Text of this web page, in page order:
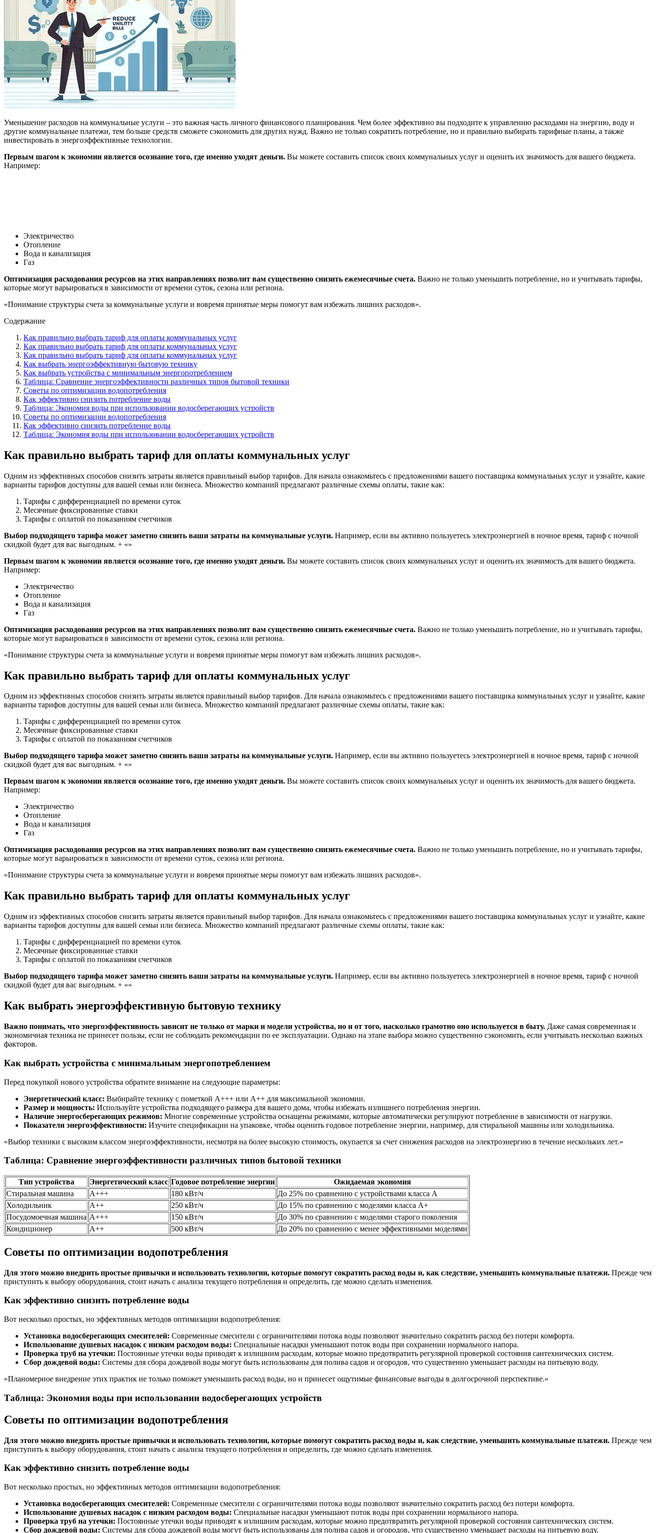
Уменьшение расходов на коммунальные услуги – это важная часть личного финансового планирования. Чем более эффективно вы подходите к управлению расходами на энергию, воду и
другие коммунальные платежи, тем больше средств сможете сэкономить для других нужд. Важно не только сократить потребление, но и правильно выбирать тарифные планы, а также
инвестировать в энергоэффективные технологии.
Первым шагом к экономии является осознание того, где именно уходят деньги. Вы можете составить список своих коммунальных услуг и оценить их значимость для вашего бюджета.
Например:
Электричество
Отопление
Вода и канализация
Газ
Оптимизация расходования ресурсов на этих направлениях позволит вам существенно снизить ежемесячные счета. Важно не только уменьшить потребление, но и учитывать тарифы,
которые могут варьироваться в зависимости от времени суток, сезона или региона.
«Понимание структуры счета за коммунальные услуги и вовремя принятые меры помогут вам избежать лишних расходов».
Содержание
Как правильно выбрать тариф для оплаты коммунальных услуг
Как правильно выбрать тариф для оплаты коммунальных услуг
Как правильно выбрать тариф для оплаты коммунальных услуг
Как выбрать энергоэффективную бытовую технику
Как выбрать устройства с минимальным энергопотреблением
Таблица: Сравнение энергоэффективности различных типов бытовой техники
Советы по оптимизации водопотребления
Как эффективно снизить потребление воды
Таблица: Экономия воды при использовании водосберегающих устройств
Советы по оптимизации водопотребления
Как эффективно снизить потребление воды
Таблица: Экономия воды при использовании водосберегающих устройств
Как правильно выбрать тариф для оплаты коммунальных услуг
Одним из эффективных способов снизить затраты является правильный выбор тарифов. Для начала ознакомьтесь с предложениями вашего поставщика коммунальных услуг и узнайте, какие
варианты тарифов доступны для вашей семьи или бизнеса. Множество компаний предлагают различные схемы оплаты, такие как:
Тарифы с дифференциацией по времени суток
Месячные фиксированные ставки
Тарифы с оплатой по показаниям счетчиков
Выбор подходящего тарифа может заметно снизить ваши затраты на коммунальные услуги. Например, если вы активно пользуетесь электроэнергией в ночное время, тариф с ночной
скидкой будет для вас выгодным. + «»
Первым шагом к экономии является осознание того, где именно уходят деньги. Вы можете составить список своих коммунальных услуг и оценить их значимость для вашего бюджета.
Например:
Электричество
Отопление
Вода и канализация
Газ
Оптимизация расходования ресурсов на этих направлениях позволит вам существенно снизить ежемесячные счета. Важно не только уменьшить потребление, но и учитывать тарифы,
которые могут варьироваться в зависимости от времени суток, сезона или региона.
«Понимание структуры счета за коммунальные услуги и вовремя принятые меры помогут вам избежать лишних расходов».
Как правильно выбрать тариф для оплаты коммунальных услуг
Одним из эффективных способов снизить затраты является правильный выбор тарифов. Для начала ознакомьтесь с предложениями вашего поставщика коммунальных услуг и узнайте, какие
варианты тарифов доступны для вашей семьи или бизнеса. Множество компаний предлагают различные схемы оплаты, такие как:
Тарифы с дифференциацией по времени суток
Месячные фиксированные ставки
Тарифы с оплатой по показаниям счетчиков
Выбор подходящего тарифа может заметно снизить ваши затраты на коммунальные услуги. Например, если вы активно пользуетесь электроэнергией в ночное время, тариф с ночной
скидкой будет для вас выгодным. + «»
Первым шагом к экономии является осознание того, где именно уходят деньги. Вы можете составить список своих коммунальных услуг и оценить их значимость для вашего бюджета.
Например:
Электричество
Отопление
Вода и канализация
Газ
Оптимизация расходования ресурсов на этих направлениях позволит вам существенно снизить ежемесячные счета. Важно не только уменьшить потребление, но и учитывать тарифы,
которые могут варьироваться в зависимости от времени суток, сезона или региона.
«Понимание структуры счета за коммунальные услуги и вовремя принятые меры помогут вам избежать лишних расходов».
Как правильно выбрать тариф для оплаты коммунальных услуг
Одним из эффективных способов снизить затраты является правильный выбор тарифов. Для начала ознакомьтесь с предложениями вашего поставщика коммунальных услуг и узнайте, какие
варианты тарифов доступны для вашей семьи или бизнеса. Множество компаний предлагают различные схемы оплаты, такие как:
Тарифы с дифференциацией по времени суток
Месячные фиксированные ставки
Тарифы с оплатой по показаниям счетчиков
Выбор подходящего тарифа может заметно снизить ваши затраты на коммунальные услуги. Например, если вы активно пользуетесь электроэнергией в ночное время, тариф с ночной
скидкой будет для вас выгодным. + «»
Как выбрать энергоэффективную бытовую технику
Важно понимать, что энергоэффективность зависит не только от марки и модели устройства, но и от того, насколько грамотно оно используется в быту. Даже самая современная и
экономичная техника не принесет пользы, если не соблюдать рекомендации по ее эксплуатации. Однако на этапе выбора можно существенно сэкономить, если учитывать несколько важных
факторов.
Как выбрать устройства с минимальным энергопотреблением
Перед покупкой нового устройства обратите внимание на следующие параметры:
Энергетический класс: Выбирайте технику с пометкой A+++ или A++ для максимальной экономии.
Размер и мощность: Используйте устройства подходящего размера для вашего дома, чтобы избежать излишнего потребления энергии.
Наличие энергосберегающих режимов: Многие современные устройства оснащены режимами, которые автоматически регулируют потребление в зависимости от нагрузки.
Показатели энергоэффективности: Изучите спецификации на упаковке, чтобы оценить годовое потребление энергии, например, для стиральной машины или холодильника.
«Выбор техники с высоким классом энергоэффективности, несмотря на более высокую стоимость, окупается за счет снижения расходов на электроэнергию в течение нескольких лет.»
Таблица: Сравнение энергоэффективности различных типов бытовой техники
Тип устройства Энергетический класс Годовое потребление энергии
Ожидаемая экономия
Стиральная машина
A+++ 180 кВт/ч
До 25% по сравнению с устройствами класса A
Холодильник
A++ 250 кВт/ч
До 15% по сравнению с моделями класса A+
Посудомоечная машина A+++ 150 кВт/ч
До 30% по сравнению с моделями старого поколения
Кондиционер
A++ 500 кВт/ч До 20% по сравнению с менее эффективными моделями
Советы по оптимизации водопотребления
Для этого можно внедрить простые привычки и использовать технологии, которые помогут сократить расход воды и, как следствие, уменьшить коммунальные платежи. Прежде чем
приступить к выбору оборудования, стоит начать с анализа текущего потребления и определить, где можно сделать изменения.
Как эффективно снизить потребление воды
Вот несколько простых, но эффективных методов оптимизации водопотребления:
Установка водосберегающих смесителей: Современные смесители с ограничителями потока воды позволяют значительно сократить расход без потери комфорта.
Использование душевых насадок с низким расходом воды: Специальные насадки уменьшают поток воды при сохранении нормального напора.
Проверка труб на утечки: Постоянные утечки воды приводят к излишним расходам, которые можно предотвратить регулярной проверкой состояния сантехнических систем.
Сбор дождевой воды: Системы для сбора дождевой воды могут быть использованы для полива садов и огородов, что существенно уменьшает расходы на питьевую воду.
«Планомерное внедрение этих практик не только поможет уменьшить расход воды, но и принесет ощутимые финансовые выгоды в долгосрочной перспективе.»
Таблица: Экономия воды при использовании водосберегающих устройств
Советы по оптимизации водопотребления
Для этого можно внедрить простые привычки и использовать технологии, которые помогут сократить расход воды и, как следствие, уменьшить коммунальные платежи. Прежде чем
приступить к выбору оборудования, стоит начать с анализа текущего потребления и определить, где можно сделать изменения.
Как эффективно снизить потребление воды
Вот несколько простых, но эффективных методов оптимизации водопотребления:
Установка водосберегающих смесителей: Современные смесители с ограничителями потока воды позволяют значительно сократить расход без потери комфорта.
Использование душевых насадок с низким расходом воды: Специальные насадки уменьшают поток воды при сохранении нормального напора.
Проверка труб на утечки: Постоянные утечки воды приводят к излишним расходам, которые можно предотвратить регулярной проверкой состояния сантехнических систем.
Сбор дождевой воды: Системы для сбора дождевой воды могут быть использованы для полива садов и огородов, что существенно уменьшает расходы на питьевую воду.